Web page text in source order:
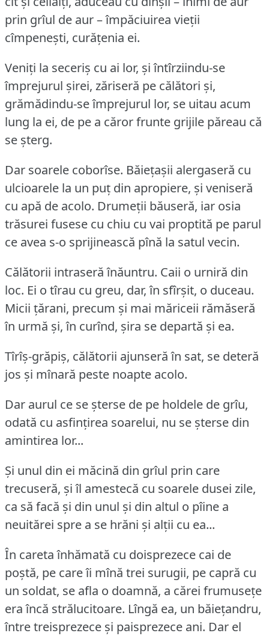
prin grîul de aur – împăciuirea vieții
cîmpenești, curățenia ei.
Veniți la seceriș cu ai lor, și întîrziindu-se
împrejurul șirei, zăriseră pe călători și,
grămădindu-se împrejurul lor, se uitau acum
lung la ei, de pe a căror frunte grijile păreau că
se șterg.
Dar soarele coborîse. Băiețașii alergaseră cu
ulcioarele la un puț din apropiere, și veniseră
cu apă de acolo. Drumeții băuseră, iar osia
trăsurei fusese cu chiu cu vai proptită pe parul
ce avea s-o sprijinească pînă la satul vecin.
Călătorii intraseră înăuntru. Caii o urniră din
loc. Ei o tîrau cu greu, dar, în sfîrșit, o duceau.
Micii țărani, precum și mai măriceii rămăseră
în urmă și, în curînd, șira se departă și ea.
Tîrîș-grăpiș, călătorii ajunseră în sat, se deteră
jos și mînară peste noapte acolo.
Dar aurul ce se șterse de pe holdele de grîu,
odată cu asfințirea soarelui, nu se șterse din
amintirea lor...
Și unul din ei măcină din grîul prin care
trecuseră, și îl amestecă cu soarele dusei zile,
ca să facă și din unul și din altul o pîine a
neuitărei spre a se hrăni și alții cu ea...
În careta înhămată cu doisprezece cai de
poștă, pe care îi mînă trei surugii, pe capră cu
un soldat, se afla o doamnă, a cărei frumusețe
era încă strălucitoare. Lîngă ea, un băiețandru,
între treisprezece și paisprezece ani. Dar el